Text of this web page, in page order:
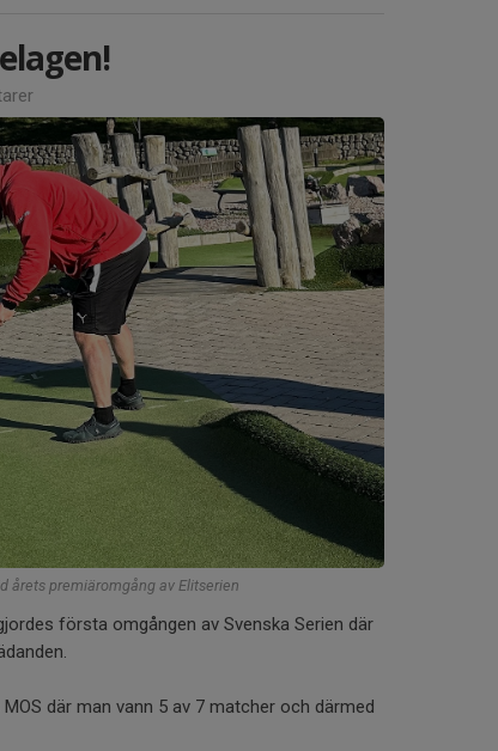
årets premiäromgång av Elitserien
första omgången av Svenska Serien där
där man vann 5 av 7 matcher och därmed